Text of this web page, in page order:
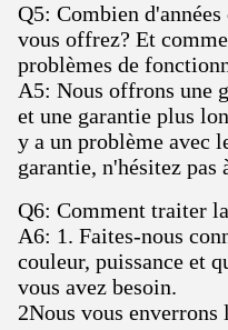
Q5: Combien
vous offrez? Et
problèmes de
A5: Nous offrons une
et une garantie plus
y a un problème avec
garantie, n'hésitez pas
Q6: Comment traiter
A6: 1. Faites-nous
couleur, puissance et
vous avez besoin.
2Nous vous